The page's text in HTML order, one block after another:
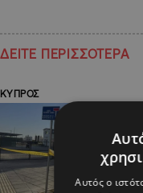
ΔΕΙΤΕ ΠΕΡΙΣΣΟΤΕΡΑ
ΚΥΠΡΟΣ
Αυτός ο